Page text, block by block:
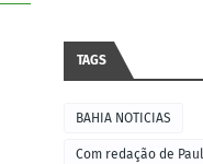
TAGS
BAHIA NOTICIAS
Com redação de